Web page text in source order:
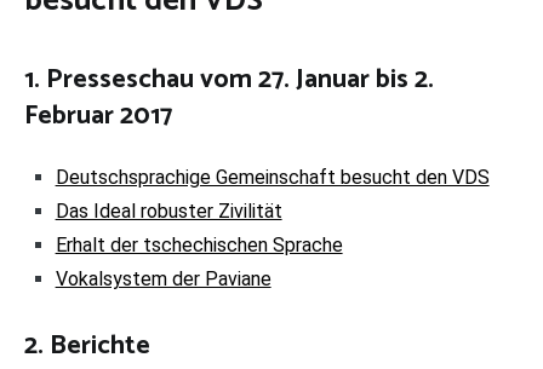
1. Presseschau vom 27. Januar bis 2.
Februar 2017
Deutschsprachige Gemeinschaft besucht den VDS
Das Ideal robuster Zivilität
Erhalt der tschechischen Sprache
Vokalsystem der Paviane
2. Berichte